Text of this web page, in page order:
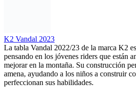
K2 Vandal 2023
La tabla Vandal 2022/23 de la marca K2
pensando en los jóvenes riders que están
mejorar en la montaña. Su construcción
amena, ayudando a los niños a construir
perfeccionan sus habilidades.